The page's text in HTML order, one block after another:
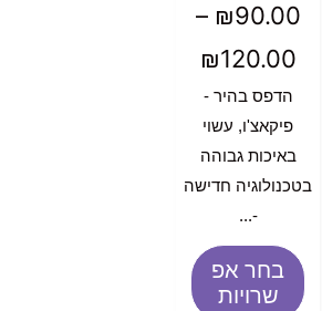
₪90.00
–
₪120.00
הדפס בהיר -
פיקאצ'ו, עשוי
באיכות גבוהה
בטכנולוגיה חדישה
-...
בחר אפ
שרויות